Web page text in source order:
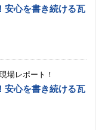
安心を書き続ける瓦
場レポート！
安心を書き続ける瓦